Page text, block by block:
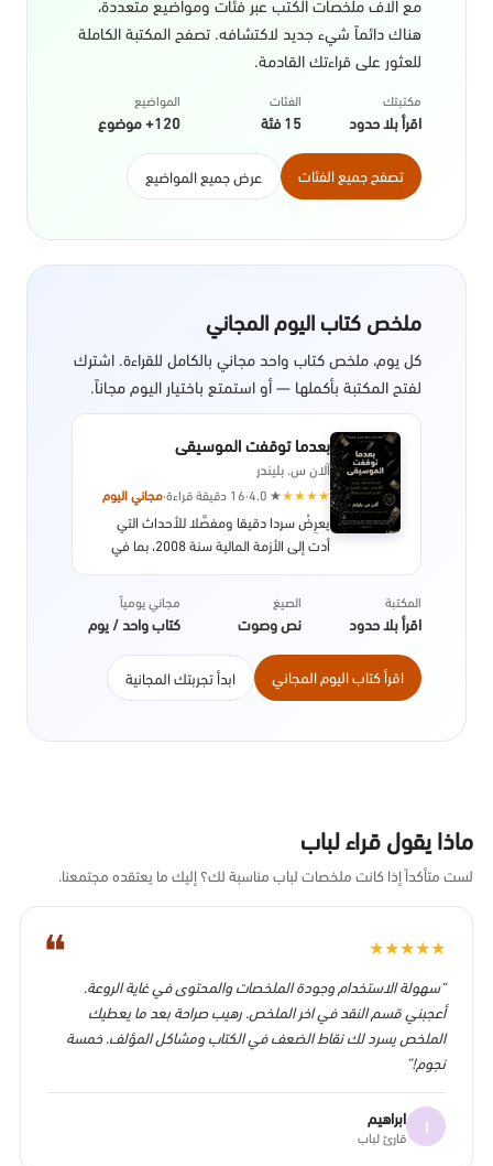
هناك دائماً شيء جديد لاكتشافه. تصفح المكتبة الكاملة
للعثور على قراءتك القادمة.
مكتبتك
اقرأ بلا حدود
الفئات
15 فئة
المواضيع
120+ موضوع
تصفح جميع الفئات عرض جميع المواضيع
ملخص كتاب اليوم المجاني
كل يوم، ملخص كتاب واحد مجاني بالكامل للقراءة. اشترك
لفتح المكتبة بأكملها — أو استمتع باختيار اليوم مجاناً.
بعدما توقفت الموسيقى
آلان س. بليندر
★
★
★
★
★
4.0
·16 دقيقة قراءة ·مجاني اليوم
يعرِضُ سردا دقيقا ومفصَّلا للأحداث التي
أدت إلى الأزمة المالية سنة 2008، بما في
بحدوث الانهيار الاقتصادي، مع التركيز بشكل
خاص على تداعياتها على الصعيد الدولي. صدر
عن دار النشر بنجوين سنة 2013.
المكتبة
اقرأ بلا حدود
الصيغ
نص وصوت
مجاني يومياً
كتاب واحد / يوم
اقرأ كتاب اليوم المجاني ابدأ تجربتك المجانية
ماذا يقول قراء لباب
لست متأكداً إذا كانت ملخصات لباب مناسبة لك؟ إليك ما يعتقده مجتمعنا.
❝ ★
★
★
★
★
“سهولة الاستخدام وجودة الملخصات والمحتوى في غاية الروعة.
أعجبني قسم النقد في اخر الملخص. رهيب صراحة بعد ما يعطيك
الملخص يسرد لك نقاط الضعف في الكتاب ومشاكل المؤلف. خمسة
نجوم!”
ا ابراهيم
قارئ لباب